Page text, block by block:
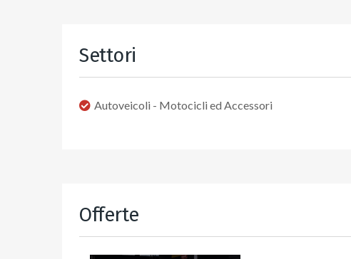
Settori
Autoveicoli - Motocicli ed Accessori
Offerte